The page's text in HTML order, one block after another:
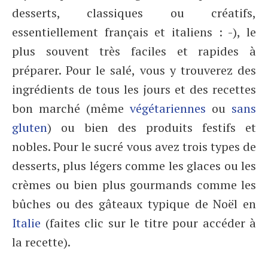
desserts, classiques ou créatifs,
essentiellement français et italiens : -), le
plus souvent très faciles et rapides à
préparer. Pour le salé, vous y trouverez des
ingrédients de tous les jours et des recettes
bon marché (mêmevégétariennes ou sans
gluten) ou bien des produits festifs et
nobles. Pour le sucré vous avez trois types de
desserts, plus légers comme les glaces ou les
crèmes ou bien plus gourmands comme les
bûches ou des gâteaux typique de Noël en
Italie (faites clic sur le titre pour accéder à
la recette).